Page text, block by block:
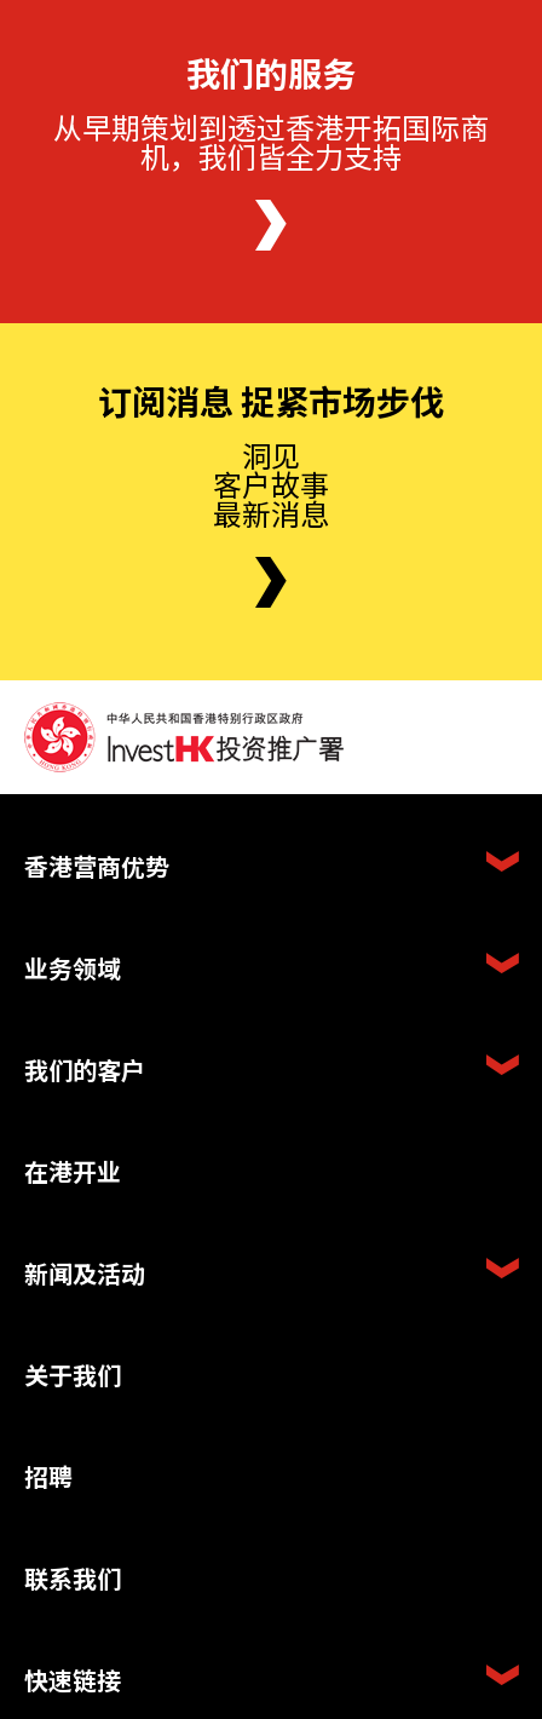
我们的服务
从早期策划到透过香港开拓国际商
机，我们皆全力支持
订阅消息 捉紧市场步伐
洞见
客户故事
最新消息
香港营商优势
业务领域
我们的客户
在港开业
新闻及活动
关于我们
招聘
联系我们
快速链接